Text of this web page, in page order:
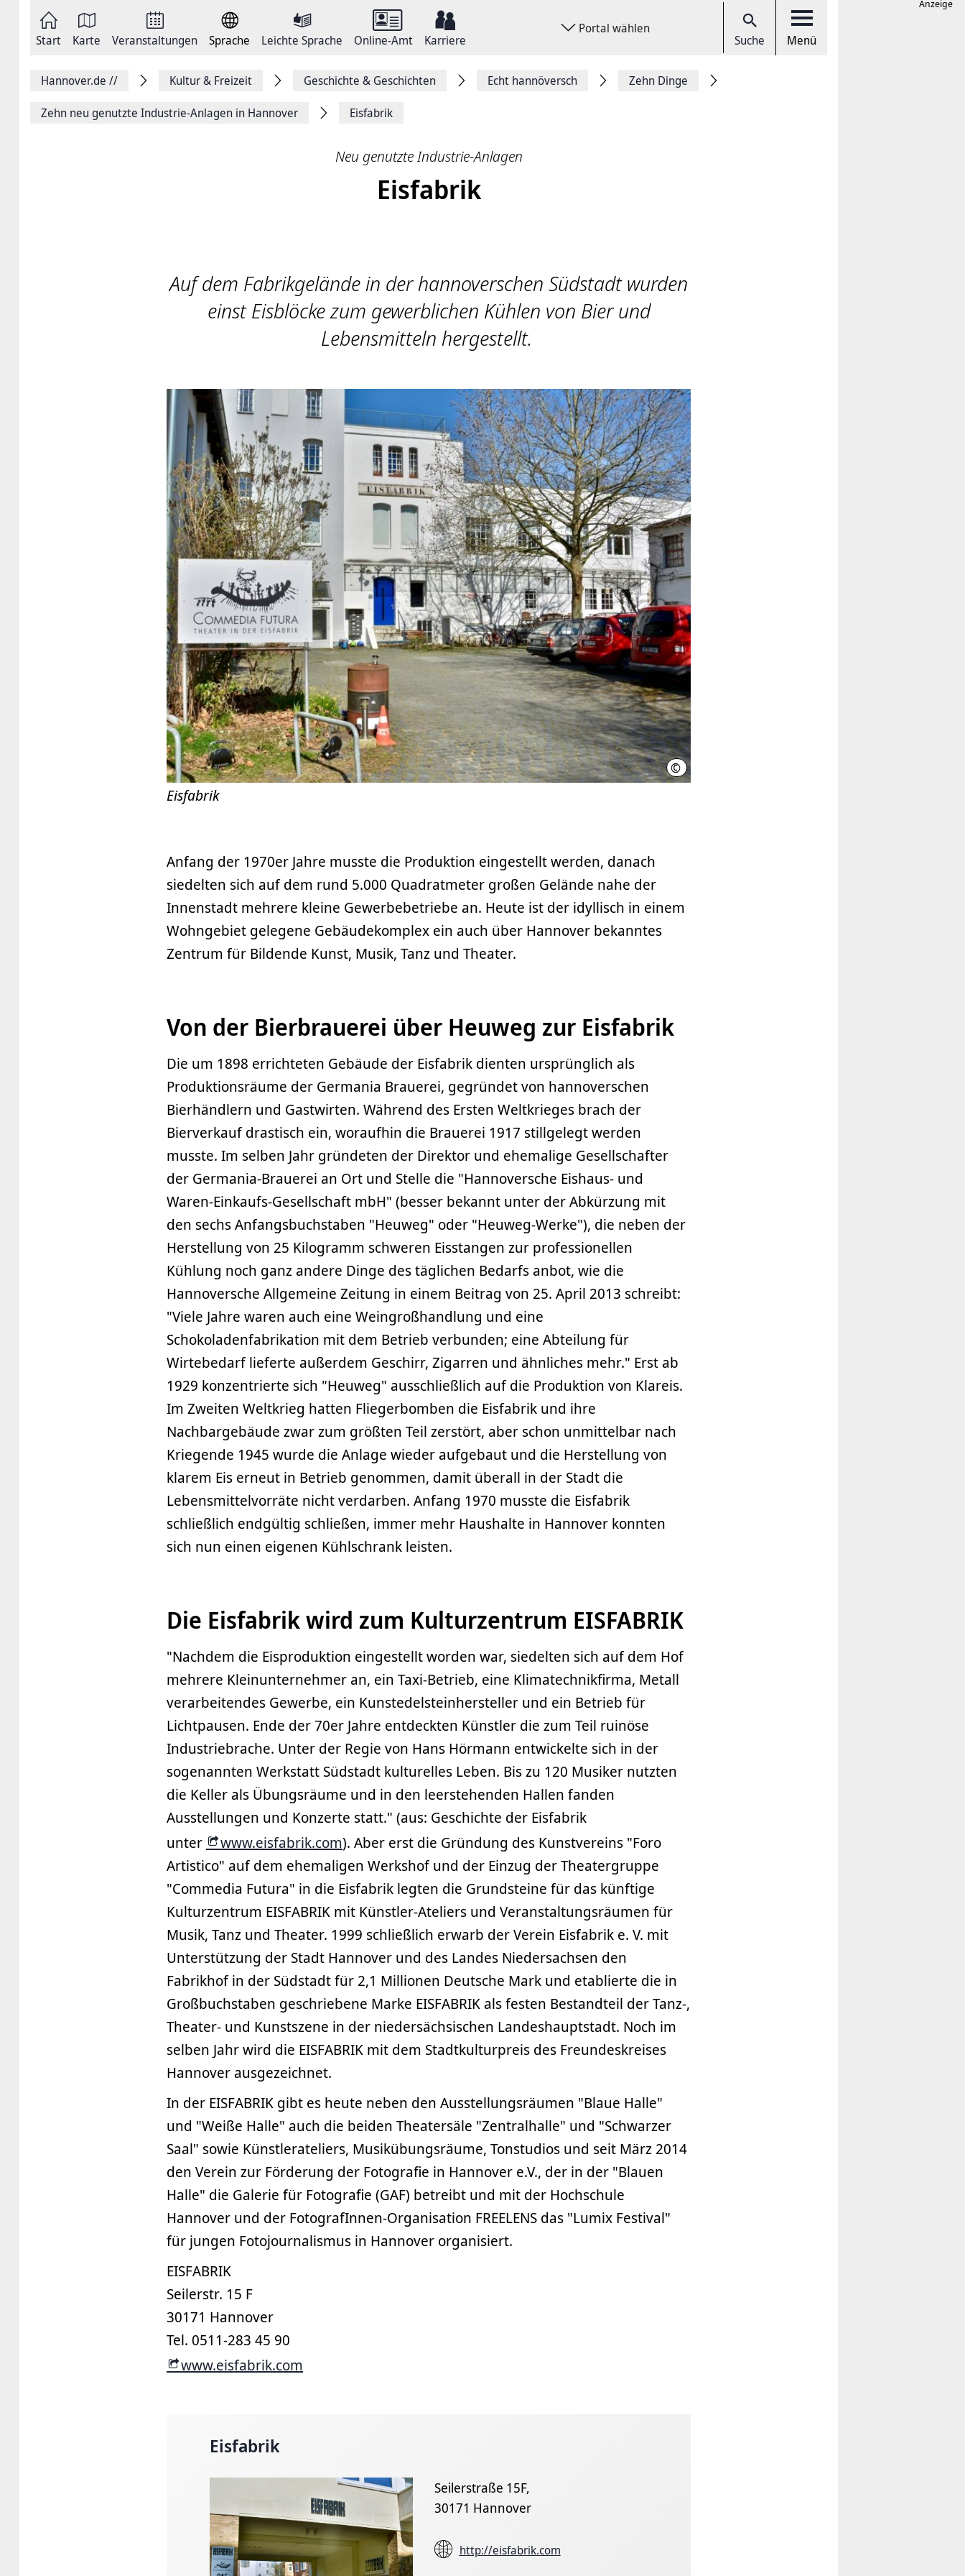
springen
Start Karte Veranstaltungen Sprache Leichte Sprache Online-Amt Karriere
Portal wählen
Suche Menü
FacebookHannover.de // Kultur & Freizeit Geschichte & Geschichten Echt hannöversch Zehn Dinge
Zehn neu genutzte Industrie-Anlagen in Hannover Eisfabrik
Neu genutzte Industrie-Anlagen
Eisfabrik
Auf dem Fabrikgelände in der hannoverschen Südstadt wurden
einst Eisblöcke zum gewerblichen Kühlen von Bier und
Lebensmitteln hergestellt.
© Matthias Kothe
Eisfabrik
Anfang der 1970er Jahre musste die Produktion eingestellt werden, danach
siedelten sich auf dem rund 5.000 Quadratmeter großen Gelände nahe der
Innenstadt mehrere kleine Gewerbebetriebe an. Heute ist der idyllisch in einem
Wohngebiet gelegene Gebäudekomplex ein auch über Hannover bekanntes
Zentrum für Bildende Kunst, Musik, Tanz und Theater.
Von der Bierbrauerei über Heuweg zur Eisfabrik
Die um 1898 errichteten Gebäude der Eisfabrik dienten ursprünglich als
Produktionsräume der Germania Brauerei, gegründet von hannoverschen
Bierhändlern und Gastwirten. Während des Ersten Weltkrieges brach der
Bierverkauf drastisch ein, woraufhin die Brauerei 1917 stillgelegt werden
musste. Im selben Jahr gründeten der Direktor und ehemalige Gesellschafter
der Germania-Brauerei an Ort und Stelle die "Hannoversche Eishaus- und
Waren-Einkaufs-Gesellschaft mbH" (besser bekannt unter der Abkürzung mit
den sechs Anfangsbuchstaben "Heuweg" oder "Heuweg-Werke"), die neben der
Herstellung von 25 Kilogramm schweren Eisstangen zur professionellen
Kühlung noch ganz andere Dinge des täglichen Bedarfs anbot, wie die
Hannoversche Allgemeine Zeitung in einem Beitrag von 25. April 2013 schreibt:
"Viele Jahre waren auch eine Weingroßhandlung und eine
Schokoladenfabrikation mit dem Betrieb verbunden; eine Abteilung für
Wirtebedarf lieferte außerdem Geschirr, Zigarren und ähnliches mehr." Erst ab
1929 konzentrierte sich "Heuweg" ausschließlich auf die Produktion von Klareis.
Im Zweiten Weltkrieg hatten Fliegerbomben die Eisfabrik und ihre
Nachbargebäude zwar zum größten Teil zerstört, aber schon unmittelbar nach
Kriegende 1945 wurde die Anlage wieder aufgebaut und die Herstellung von
klarem Eis erneut in Betrieb genommen, damit überall in der Stadt die
Lebensmittelvorräte nicht verdarben. Anfang 1970 musste die Eisfabrik
schließlich endgültig schließen, immer mehr Haushalte in Hannover konnten
sich nun einen eigenen Kühlschrank leisten.
Die Eisfabrik wird zum Kulturzentrum EISFABRIK
"Nachdem die Eisproduktion eingestellt worden war, siedelten sich auf dem Hof
mehrere Kleinunternehmer an, ein Taxi-Betrieb, eine Klimatechnikfirma, Metall
verarbeitendes Gewerbe, ein Kunstedelsteinhersteller und ein Betrieb für
Lichtpausen. Ende der 70er Jahre entdeckten Künstler die zum Teil ruinöse
Industriebrache. Unter der Regie von Hans Hörmann entwickelte sich in der
sogenannten Werkstatt Südstadt kulturelles Leben. Bis zu 120 Musiker nutzten
die Keller als Übungsräume und in den leerstehenden Hallen fanden
Ausstellungen und Konzerte statt." (aus: Geschichte der Eisfabrik
unter
www.eisfabrik.com). Aber erst die Gründung des Kunstvereins "Foro
Artistico" auf dem ehemaligen Werkshof und der Einzug der Theatergruppe
"Commedia Futura" in die Eisfabrik legten die Grundsteine für das künftige
Kulturzentrum EISFABRIK mit Künstler-Ateliers und Veranstaltungsräumen für
Musik, Tanz und Theater. 1999 schließlich erwarb der Verein Eisfabrik e. V. mit
Unterstützung der Stadt Hannover und des Landes Niedersachsen den
Fabrikhof in der Südstadt für 2,1 Millionen Deutsche Mark und etablierte die in
Großbuchstaben geschriebene Marke EISFABRIK als festen Bestandteil der Tanz-,
Theater- und Kunstszene in der niedersächsischen Landeshauptstadt. Noch im
selben Jahr wird die EISFABRIK mit dem Stadtkulturpreis des Freundeskreises
Hannover ausgezeichnet.
In der EISFABRIK gibt es heute neben den Ausstellungsräumen "Blaue Halle"
und "Weiße Halle" auch die beiden Theatersäle "Zentralhalle" und "Schwarzer
Saal" sowie Künstlerateliers, Musikübungsräume, Tonstudios und seit März 2014
den Verein zur Förderung der Fotografie in Hannover e.V., der in der "Blauen
Halle" die Galerie für Fotografie (GAF) betreibt und mit der Hochschule
Hannover und der FotografInnen-Organisation FREELENS das "Lumix Festival"
für jungen Fotojournalismus in Hannover organisiert.
EISFABRIK
Seilerstr. 15 F
30171 Hannover
Tel. 0511-283 45 90
www.eisfabrik.com
Eisfabrik
Seilerstraße 15F,
30171 Hannover
http://eisfabrik.com
Anzeige